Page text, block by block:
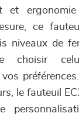
et
ce
niveaux de
choisir
le fauteuil